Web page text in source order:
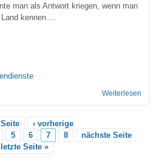
man als Antwort kriegen, wenn man
kennen ...
Weiterlesen
‹ vorherige
5 6 7 8
nächste Seite
letzte Seite »